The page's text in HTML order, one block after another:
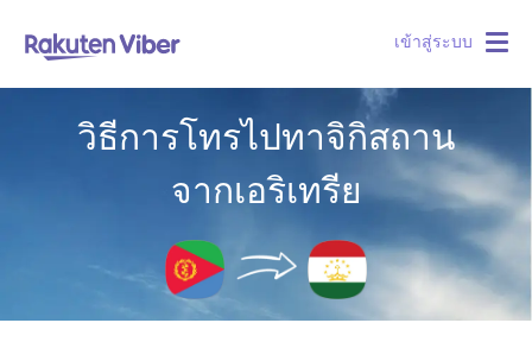
เข้าสู่ระบบ
วิธีการโทรไปทาจิกิสถาน
จากเอริเทรีย